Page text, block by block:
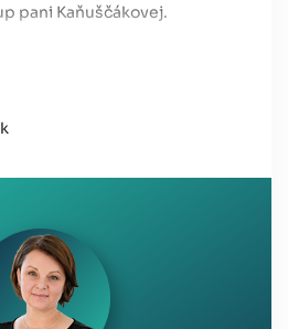
pani Kaňuščákovej.